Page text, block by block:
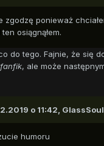
zgodzę ponieważ
osiągnąłem.
do tego. Fajnie, że się
fanfik, ale może
o 11:42, GlassSoul
humoru